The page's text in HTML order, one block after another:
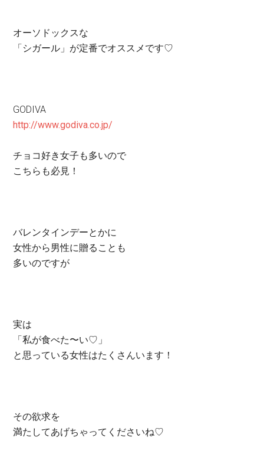
オーソドックスな
「シガール」が定番でオススメです♡
GODIVA
http://www.godiva.co.jp/
チョコ好き女子も多いので
こちらも必見！
バレンタインデーとかに
女性から男性に贈ることも
多いのですが
実は
「私が食べた〜い♡」
と思っている女性はたくさんいます！
その欲求を
満たしてあげちゃってくださいね♡